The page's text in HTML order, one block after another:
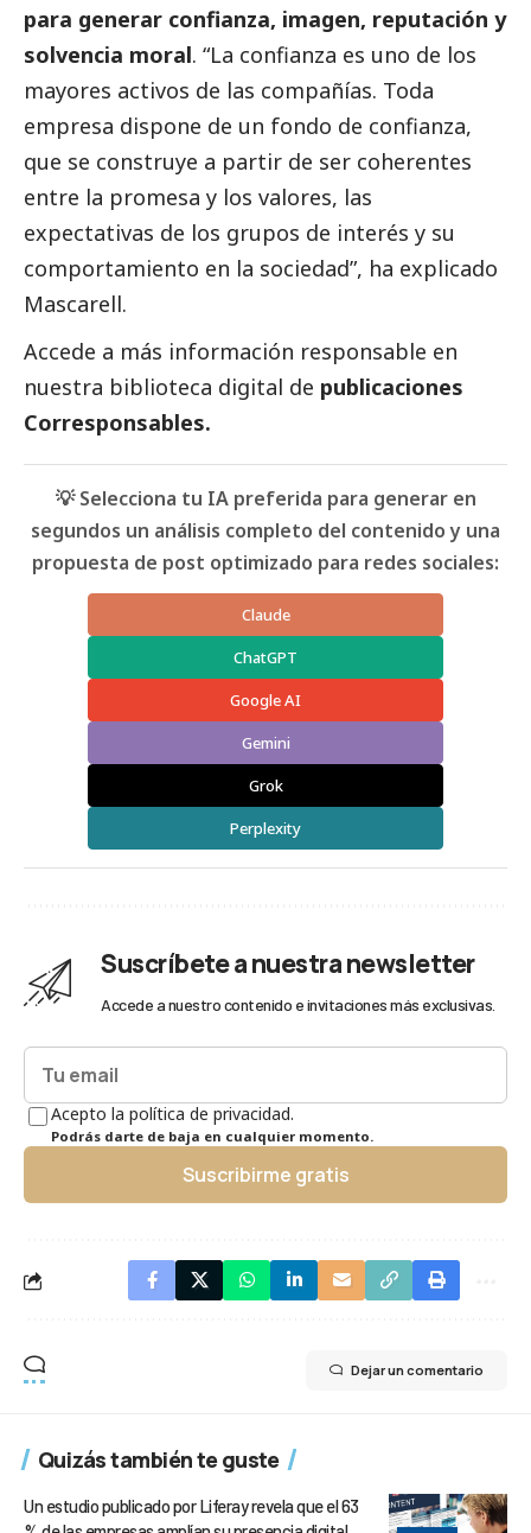
para generar confianza, imagen, reputación y
solvencia moral. “La confianza es uno de los
mayores activos de las compañías. Toda
empresa dispone de un fondo de confianza,
que se construye a partir de ser coherentes
entre la promesa y los valores, las
expectativas de los grupos de interés y su
comportamiento en la sociedad”, ha explicado
Mascarell.
Accede a más información responsable en
nuestra biblioteca digital de publicaciones
Corresponsables.
💡 Selecciona tu IA preferida para generar en
segundos un análisis completo del contenido y una
propuesta de post optimizado para redes sociales:
Claude
ChatGPT
Google AI
Gemini
Grok
Perplexity
Suscríbete a nuestra newsletter
Accede a nuestro contenido e invitaciones más exclusivas.
Acepto la política de privacidad.
Podrás darte de baja en cualquier momento.
Suscribirme gratis
Dejar un comentario
Quizás también te guste
Un estudio publicado por Liferay revela que el 63